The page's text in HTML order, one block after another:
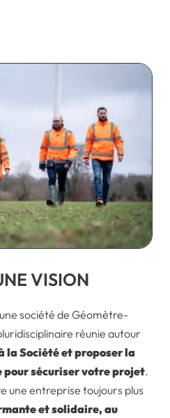
VISION
société de Géomètre-
réunie autour
la Société et proposer la
sécuriser votre projet.
une entreprise toujours plus
et solidaire, au